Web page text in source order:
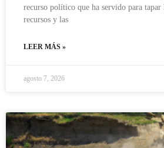
recurso político que ha servido para tapar
recursos y las
LEER MÁS »
agosto 7, 2026